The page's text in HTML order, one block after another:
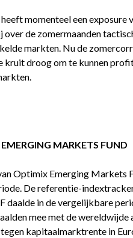
momenteel een exposure
over de zomermaanden
markten. Nu de
kruit droog om te kunnen
MARKETS FUND
Optimix Emerging Markets
De referentie-
daalde in de vergelijkbare
mee met de wereldwijde
kapitaalmarktrente in